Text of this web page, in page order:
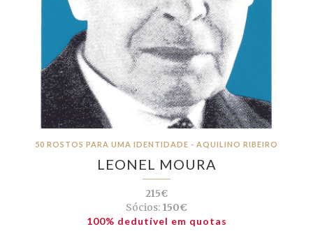
50 ROSTOS PARA UMA IDENTIDADE - AQUILINO RIBEIRO
LEONEL MOURA
215€
Sócios: 150€
100% dedutível em quotas